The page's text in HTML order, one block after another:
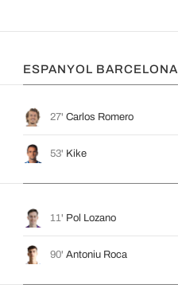
ESPANYOL BARCELONA
27' Carlos Romero
53' Kike
11' Pol Lozano
90' Antoniu Roca